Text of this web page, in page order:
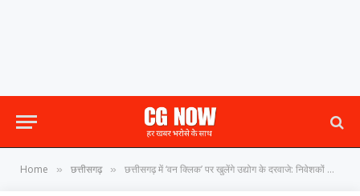
Home » छत्तीसगढ़ » छत्तीसगढ़ में ‘वन क्लिक’ पर खुलेंगे उद्योग के दरवाजे: निवेशकों के लिए लॉन्च हुआ एकीकृत डिजिटल पोर्टल; 16 विभागों की 136 सेवाएं अब एक ही छत के नीचे